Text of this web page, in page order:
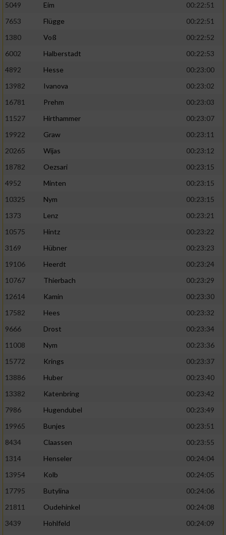
5049
Eim
00:22:51
7653
Flügge
00:22:51
1380
Voß
00:22:52
6002
Halberstadt
00:22:53
4892
Hesse
00:23:00
13982
Ivanova
00:23:02
16781
Prehm
00:23:03
11527
Hirthammer
00:23:07
19922
Graw
00:23:11
20265
Wijas
00:23:12
18782
Oezsari
00:23:15
4952
Minten
00:23:15
10325
Nym
00:23:15
1373
Lenz
00:23:21
10575
Hintz
00:23:22
3169
Hübner
00:23:23
19106
Heerdt
00:23:24
10767
Thierbach
00:23:29
12614
Kamin
00:23:30
17582
Hees
00:23:32
9666
Drost
00:23:34
11008
Nym
00:23:36
15772
Krings
00:23:37
13886
Huber
00:23:40
13382
Katenbring
00:23:42
7986
Hugendubel
00:23:49
19965
Bunjes
00:23:51
8434
Claassen
00:23:55
1314
Henseler
00:24:04
13954
Kolb
00:24:05
17795
Butylina
00:24:06
21811
Oudehinkel
00:24:08
3439
Hohlfeld 00:24:09